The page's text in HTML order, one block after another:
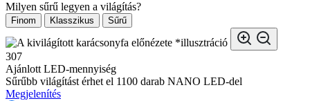
Milyen sűrű legyen a világítás?
Finom Klasszikus Sűrű
*illusztráció
307
Ajánlott LED-mennyiség
Sűrűbb világítást érhet el 1100 darab NANO LED-del
Megjelenítés